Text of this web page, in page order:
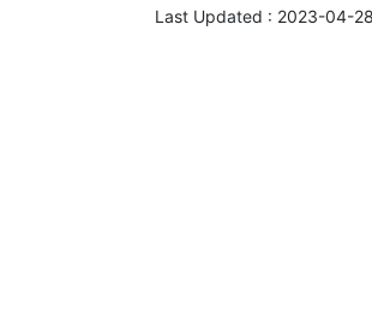
Last Updated : 2023-04-28